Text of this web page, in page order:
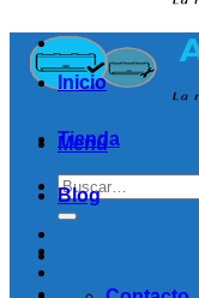
Menú
Buscar
por:
Inicio
Tienda
Blog